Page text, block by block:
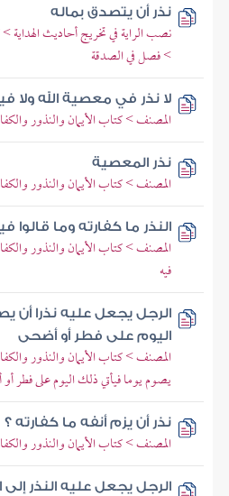
نذر أن يتصدق بماله
نصب الراية في تخريج أحاديث الهداية
> فصل في الصدقة
لا نذر في معصية الله ولا
المصنف > كتاب الأيمان والنذور
نذر المعصية
المصنف > كتاب الأيمان والنذور
النذر ما كفارته وما قالوا
المصنف > كتاب الأيمان والنذور
فيه
الرجل يجعل عليه نذرا أن
اليوم على فطر أو أضحى
المصنف > كتاب الأيمان والنذور
يصوم يوما فيأتي ذلك اليوم على فطر
نذر أن يزم أنفه ما كفارته ؟
المصنف > كتاب الأيمان والنذور
الرجل يجعل عليه النذر